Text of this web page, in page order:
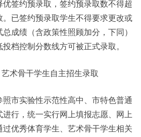
签约预录取，签约预录取数不得超
已签约预录取学生不得要求更改或
成绩（含政策性照顾加分，下同）
档控制分数线方可被正式录取。
骨干学生自主招生录取
市实验性示范性高中、市特色普通
行，统一实行网上填报志愿、网上
优秀体育学生、艺术骨干学生相关